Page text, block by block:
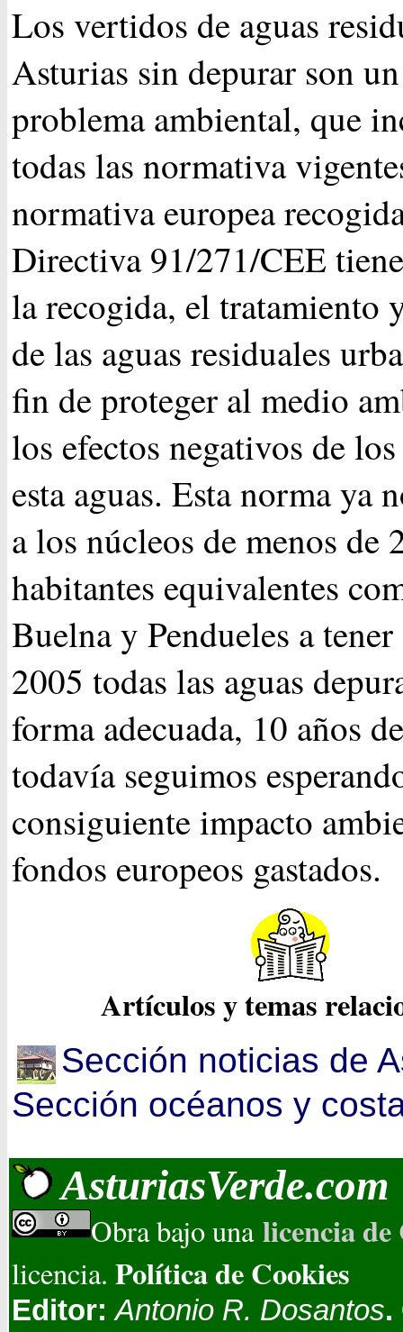
Los vertidos de aguas
Asturias sin depurar son
problema ambiental, que
todas las normativa
normativa europea
Directiva 91/271/CEE
la recogida, el tratamiento
de las aguas residuales
fin de proteger al medio
los efectos negativos de
esta aguas. Esta norma ya
a los núcleos de menos de
habitantes equivalentes
Buelna y Pendueles a
2005 todas las aguas
forma adecuada, 10 años
todavía seguimos
consiguiente impacto
fondos europeos gastados.
Artículos y temas
Sección noticias de
Sección océanos y
AsturiasVerde.com
Obra bajo una licencia
licencia. Política de Cookies
Editor:Antonio R. Dosantos.